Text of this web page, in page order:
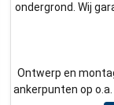
ondergrond. Wij
Ontwerp en
ankerpunten op